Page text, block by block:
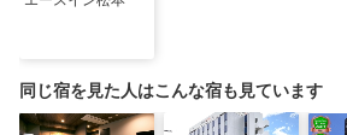
同じ宿を見た人はこんな宿も見ています